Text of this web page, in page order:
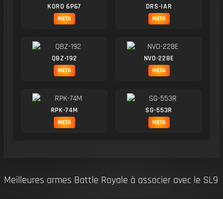
KORD 6P67
META
DRS-IAR
META
QBZ-192
META
NVO-228E
META
RPK-74M
META
SG-553R
META
Meilleures armes Battle Royale à associer avec le SL9